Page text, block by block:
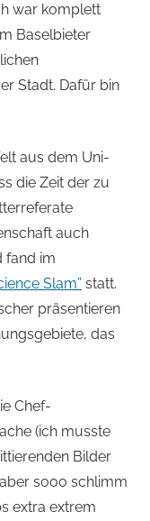
war komplett
Baselbieter
Stadt. Dafür bin
aus dem Uni-
die Zeit der zu
auch
fand im
Slam” statt.
präsentieren
das
Chef-
(ich musste
Bilder
sooo schlimm
extra extrem